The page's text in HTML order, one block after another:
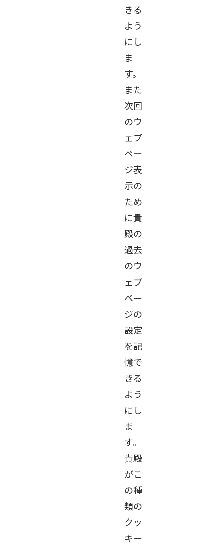
きる
よう
にし
ま
す。
また
次回
のウ
ェブ
ペー
ジ表
示の
ため
に貴
殿の
過去
のウ
ェブ
ペー
ジの
設定
を記
憶で
きる
よう
にし
ま
す。
貴殿
がこ
の種
類の
クッ
キー